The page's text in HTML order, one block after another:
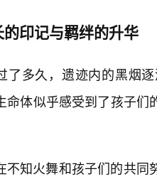
印记与羁绊的升华
了多久，遗迹内的黑烟
命体似乎感受到了孩子
不知火舞和孩子们的共同